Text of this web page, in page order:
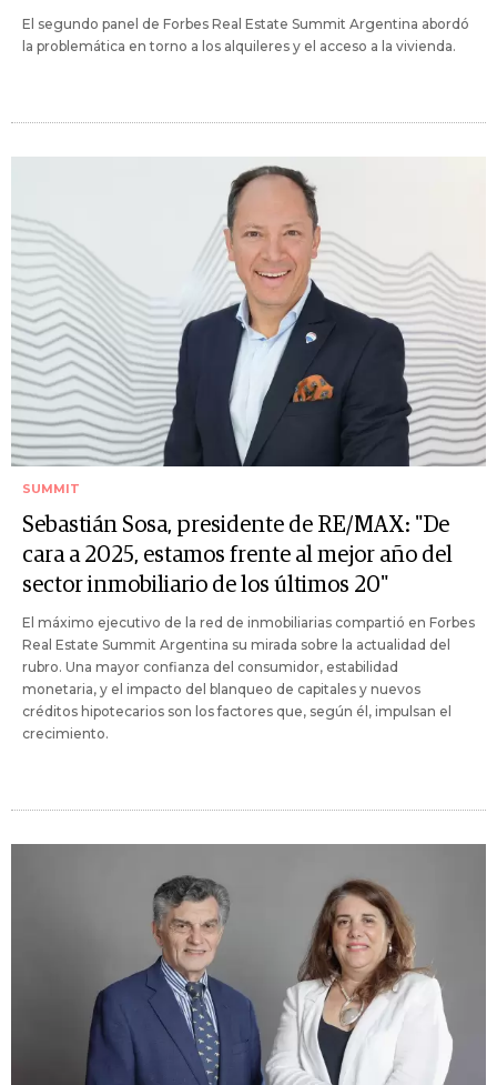
El segundo panel de Forbes Real Estate Summit Argentina abordó
la problemática en torno a los alquileres y el acceso a la vivienda.
SUMMIT
Sebastián Sosa, presidente de RE/MAX: "De
cara a 2025, estamos frente al mejor año del
sector inmobiliario de los últimos 20"
El máximo ejecutivo de la red de inmobiliarias compartió en Forbes
Real Estate Summit Argentina su mirada sobre la actualidad del
rubro. Una mayor confianza del consumidor, estabilidad
monetaria, y el impacto del blanqueo de capitales y nuevos
créditos hipotecarios son los factores que, según él, impulsan el
crecimiento.